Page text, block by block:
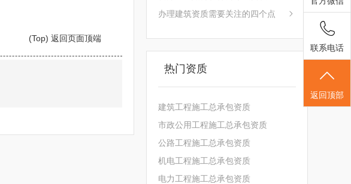
办理建筑资质需要关注的四个点
热门资质
建筑工程施工总承包资质
市政公用工程施工总承包资质
公路工程施工总承包资质
机电工程施工总承包资质
电力工程施工总承包资质
(Top) 返回页面顶端
联系电话
返回顶部